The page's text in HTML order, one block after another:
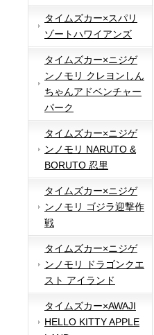
タイムズカー×スパリ
ゾートハワイアンズ
タイムズカー×ニジゲ
ンノモリ クレヨンしん
ちゃんアドベンチャー
パーク
タイムズカー×ニジゲ
ンノモリ NARUTO &
BORUTO 忍里
タイムズカー×ニジゲ
ンノモリ ゴジラ迎撃作
戦
タイムズカー×ニジゲ
ンノモリ ドラゴンクエ
スト アイランド
タイムズカー×AWAJI
HELLO KITTY APPLE